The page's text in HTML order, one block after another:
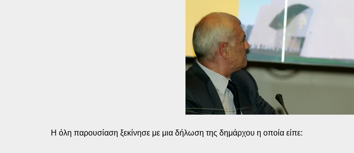
Η όλη παρουσίαση ξεκίνησε με μια δήλωση της δημάρχου η οποία είπε: